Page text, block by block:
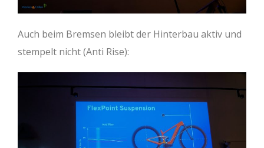
Auch beim Bremsen bleibt der Hinterbau aktiv und
stempelt nicht (Anti Rise):